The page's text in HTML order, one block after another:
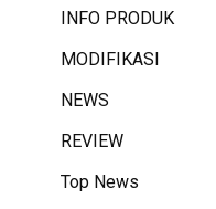
INFO PRODUK
MODIFIKASI
NEWS
REVIEW
Top News